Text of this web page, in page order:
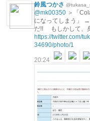
鈴風つかさ
@mk00350 ＞「
になってしまう」
だ!! もしかして、
https://twitter.com/
34690/photo/1
20:24